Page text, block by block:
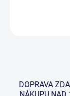
DOPRAVA